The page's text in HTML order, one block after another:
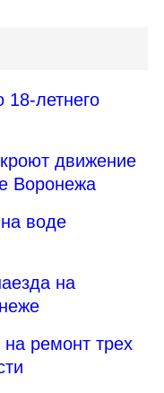
летнего
движение
Воронежа
воде
на
ремонт трех